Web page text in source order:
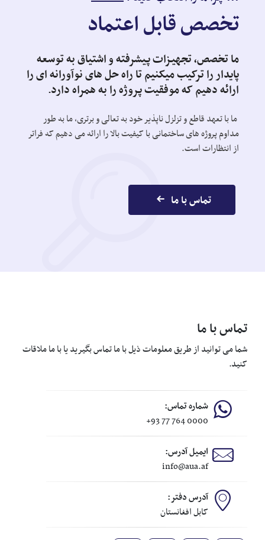
تخصص قابل اعتماد
ما تخصص، تجهیزات پیشرفته و اشتیاق به توسعه
پایدار را ترکیب میکنیم تا راه حل های نوآورانه ای را
ارائه دهیم که موفقیت پروژه را به همراه دارد.
ما با تعهد قاطع و تزلزل ناپذیر خود به تعالی و برتری، ما به طور
مداوم پروژه های ساختمانی با کیفیت بالا را ارائه می دهیم که فراتر
از انتظارات است.
تماس با ما
تماس با ما
شما می توانید از طریق معلومات ذیل با ما تماس بگیرید یا با ما ملاقات
کنید.
شماره تماس:
+93 77 764 0000
ایمیل آدرس:
info@aua.af
آدرس دفتر:
کابل افغانستان